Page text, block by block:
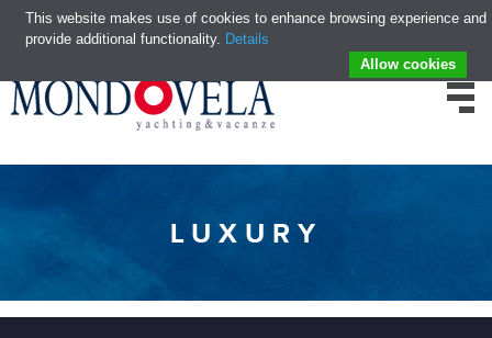
LUXURY
This website makes use of cookies to enhance browsing experience and
provide additional functionality. Details
Allow cookies